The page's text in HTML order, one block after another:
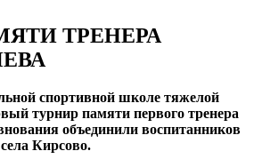
ТРЕНЕРА
спортивной школе тяжелой
турнир памяти первого тренера
объединили воспитанников
Кирсово.